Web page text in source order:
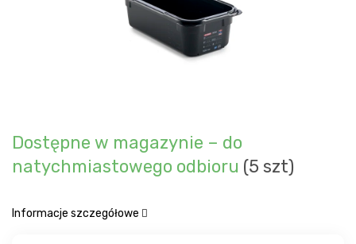
Dostępne w magazynie – do
natychmiastowego odbioru (5 szt)
Informacje szczegółowe